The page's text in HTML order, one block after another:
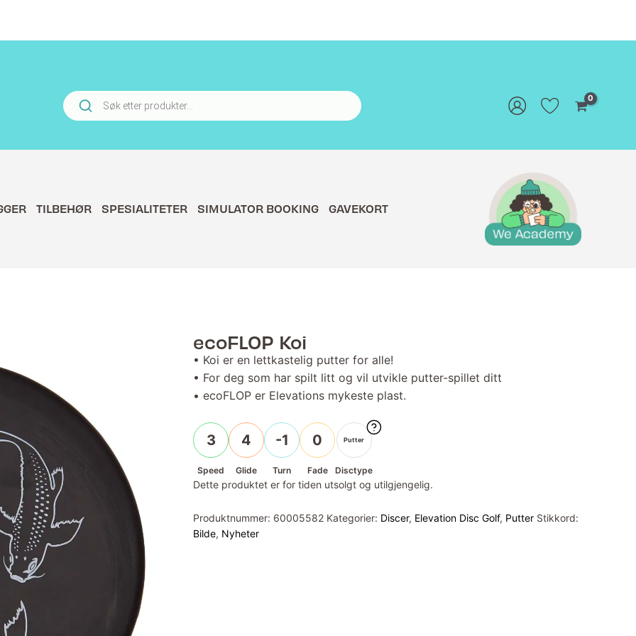
Products
search
TILBEHØR SPESIALITETER SIMULATOR BOOKING GAVEKORT
ecoFLOP Koi
• Koi er en lettkastelig putter for alle!
• For deg som har spilt litt og vil utvikle putter-spillet ditt
• ecoFLOP er Elevations mykeste plast.
3
Speed
4
Glide
-1
Turn
0
Fade
Putter
Disctype
Dette produktet er for tiden utsolgt og utilgjengelig.
Produktnummer: 60005582 Kategorier: Discer, Elevation Disc Golf, Putter Stikkord:
Bilde, Nyheter